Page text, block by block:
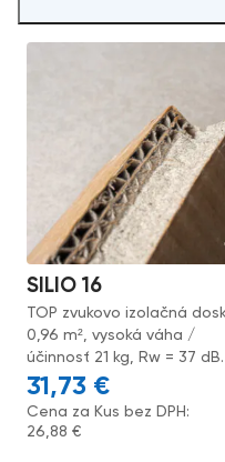
SILIO 16
TOP zvukovo izolačná
0,96 m², vysoká váha /
účinnosť 21 kg, Rw = 37 dB.
31,73 €
Cena za Kus bez DPH:
26,88€